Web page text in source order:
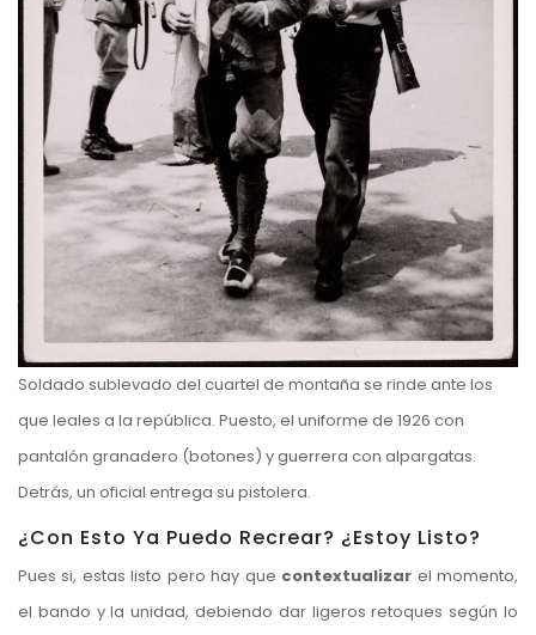
Soldado sublevado del cuartel de montaña se rinde ante los
que leales a la república. Puesto, el uniforme de 1926 con
pantalón granadero (botones) y guerrera con alpargatas.
Detrás, un oficial entrega su pistolera.
¿Con Esto Ya Puedo Recrear? ¿Estoy Listo?
Pues si, estas listo pero hay que contextualizar el momento,
el bando y la unidad, debiendo dar ligeros retoques según lo